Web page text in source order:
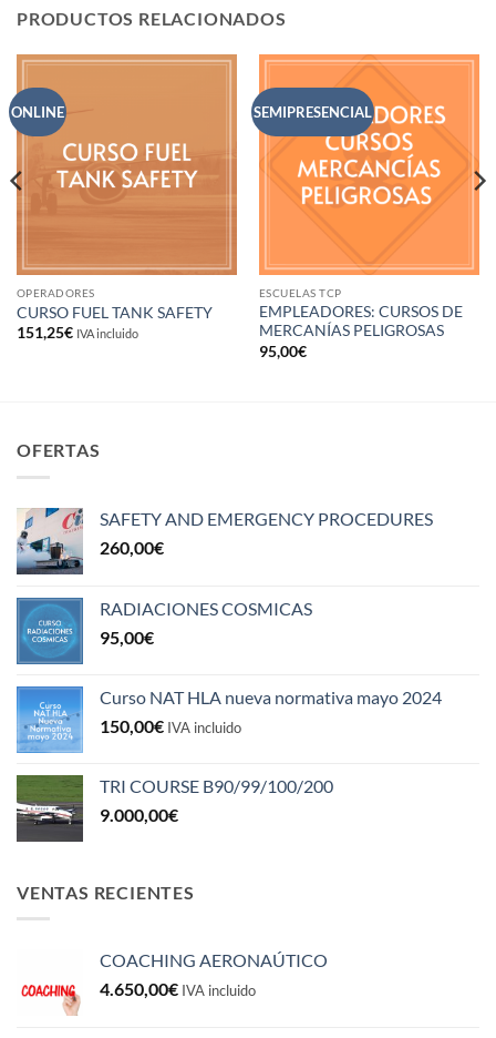
PRODUCTOS RELACIONADOS
ONLINE
OPERADORES
CURSO FUEL TANK SAFETY
151,25€ IVA incluido
SEMIPRESENCIAL
ESCUELAS TCP
EMPLEADORES: CURSOS DE
MERCANÍAS PELIGROSAS
95,00€
OFERTAS
SAFETY AND EMERGENCY PROCEDURES
260,00€
RADIACIONES COSMICAS
95,00€
Curso NAT HLA nueva normativa mayo 2024
150,00€ IVA incluido
TRI COURSE B90/99/100/200
9.000,00€
VENTAS RECIENTES
COACHING AERONAÚTICO
4.650,00€ IVA incluido